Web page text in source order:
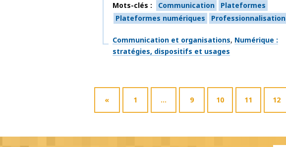
Mots-clés
Communication
Plateformes
Plateformes numériques
Professionnalisation
Thématiques
Communication et organisations Numérique :
stratégies, dispositifs et usages
« 1 … 9 10 11 12